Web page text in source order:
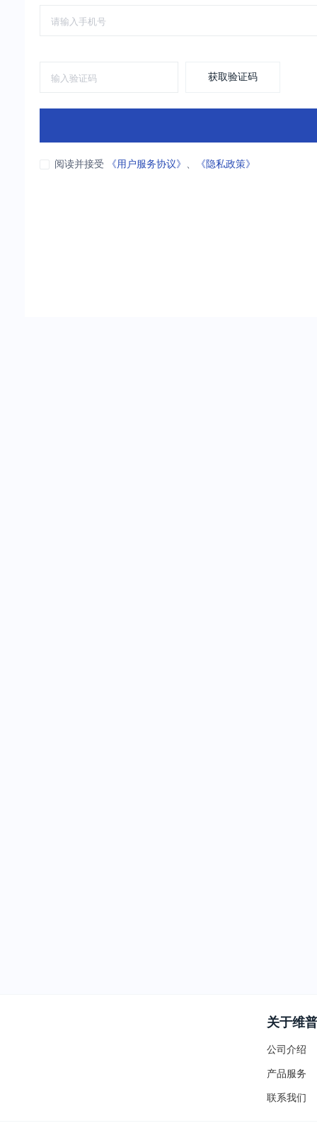
获取验证码
阅读并接受 《用户服务协议》 、 《隐私政策》
关于维普
公司介绍
产品服务
联系我们